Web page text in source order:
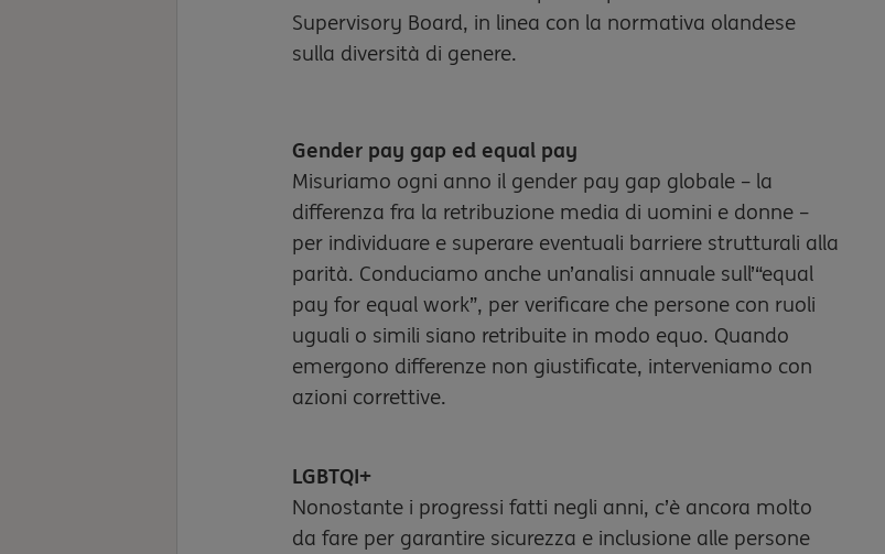
Supervisory Board, in linea con la normativa olandese
sulla diversità di genere.
Gender pay gap ed equal pay
Misuriamo ogni anno il gender pay gap globale – la
differenza fra la retribuzione media di uomini e donne –
per individuare e superare eventuali barriere strutturali alla
parità. Conduciamo anche un’analisi annuale sull’“equal
pay for equal work”, per verificare che persone con ruoli
uguali o simili siano retribuite in modo equo. Quando
emergono differenze non giustificate, interveniamo con
azioni correttive.
LGBTQI+
Nonostante i progressi fatti negli anni, c’è ancora molto
da fare per garantire sicurezza e inclusione alle persone